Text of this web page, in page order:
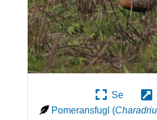
Se
Pomeransfugl (